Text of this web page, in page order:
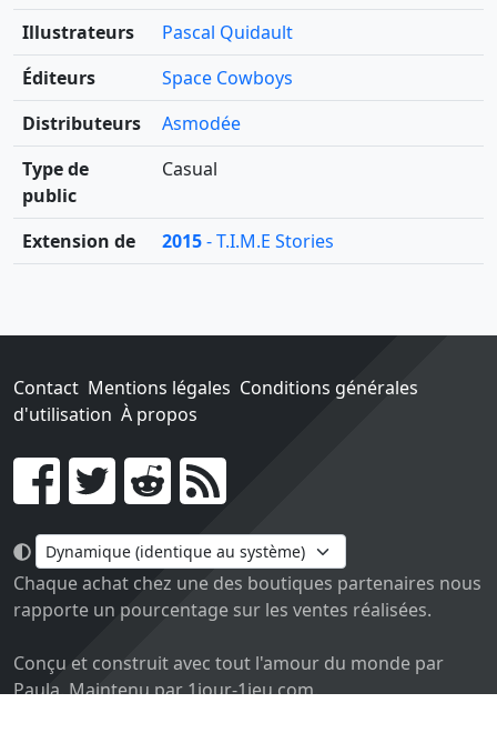
Illustrateurs
Pascal Quidault
Éditeurs
Space Cowboys
Distributeurs
Asmodée
Type de
public
Casual
Extension de 2015- T.I.M.E Stories
Contact Mentions légales Conditions générales
d'utilisation À propos
Go !
Chaque achat chez une des boutiques partenaires nous
rapporte un pourcentage sur les ventes réalisées.
Conçu et construit avec tout l'amour du monde par
Paula. Maintenu par 1jour-1jeu.com.